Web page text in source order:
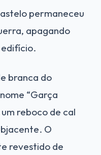
permaneceu
apagando
branca do
“Garça
reboco de cal
O
revestido de